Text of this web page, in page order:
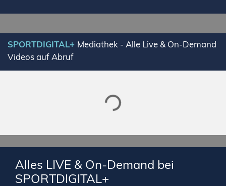
SPORTDIGITAL+ Mediathek - Alle Live & On-Demand
Videos auf Abruf
Lade SPORTDIGITAL+ Mediathek
Alles LIVE & On-Demand bei
SPORTDIGITAL+